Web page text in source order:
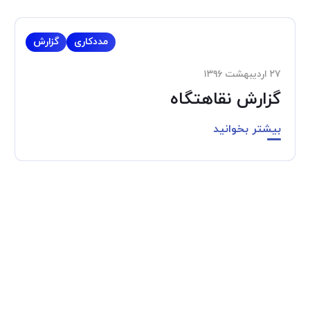
گزارش مددکاری
۲۷ اردیبهشت ۱۳۹۶
گزارش نقاهتگاه
بیشتر بخوانید